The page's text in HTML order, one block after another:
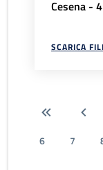
Cesena -
SCARICA
6
7